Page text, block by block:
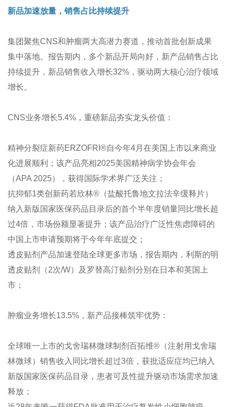
新品加速放量，销售占比持续提升
集团聚焦CNS和肿瘤两大高潜力赛道，推动首批创新成果
集中落地。报告期内，多个新品开局向好，新产品销售占比
持续提升，新品销售收入增长32%，驱动两大核心治疗领域
增长。
CNS业务增长5.4%，重磅新品夯实龙头价值：
精神分裂症新药ERZOFRI®自今年4月在美国上市以来商业
化进展顺利；该产品亮相2025美国精神病学协会年会
（APA 2025），获得国际学术界广泛关注；
抗抑郁1类创新药若欣林®（盐酸托鲁地文拉法辛缓释片）
纳入新版国家医保药品目录后的首个半年度销量同比增长超
过4倍，市场份额显著提升；该产品治疗广泛性焦虑障碍的
中国上市申请预期将于今年年底提交；
透皮贴剂产品加速登陆全球更多市场，报告期内，利斯的明
透皮贴剂（2次/W）及罗替高汀贴剂分别在日本和英国上
市；
肿瘤业务增长13.5%，新产品接棒筑牢优势：
全球唯一上市的戈舍瑞林微球制剂百拓维®（注射用戈舍瑞
林微球）销售收入同比增长超过3倍，获批适应症均已纳入
新版国家医保药品目录，患者可及性提升驱动市场需求加速
释放；